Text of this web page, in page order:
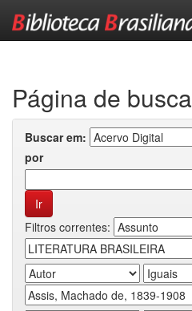
Página de busca
Buscar em:
por
Filtros correntes: